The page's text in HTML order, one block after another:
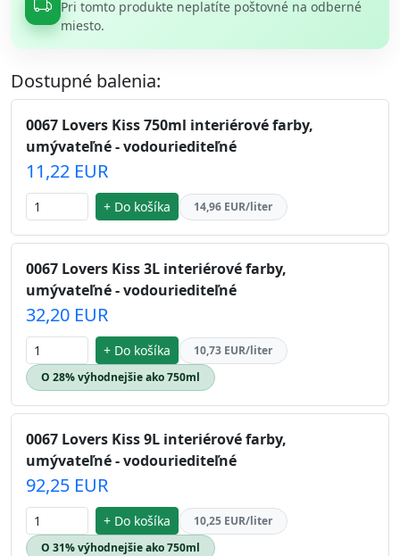
Pri tomto produkte neplatíte poštovné na odberné
miesto.
Dostupné balenia:
0067 Lovers Kiss 750ml interiérové farby,
umývateľné - vodouriediteľné
11,22 EUR
+ Do košíka 14,96 EUR/liter
0067 Lovers Kiss 3L interiérové farby,
umývateľné - vodouriediteľné
32,20 EUR
+ Do košíka
10,73 EUR/liter
O 28% výhodnejšie ako 750ml
0067 Lovers Kiss 9L interiérové farby,
umývateľné - vodouriediteľné
92,25 EUR
+ Do košíka
10,25 EUR/liter
O 31% výhodnejšie ako 750ml